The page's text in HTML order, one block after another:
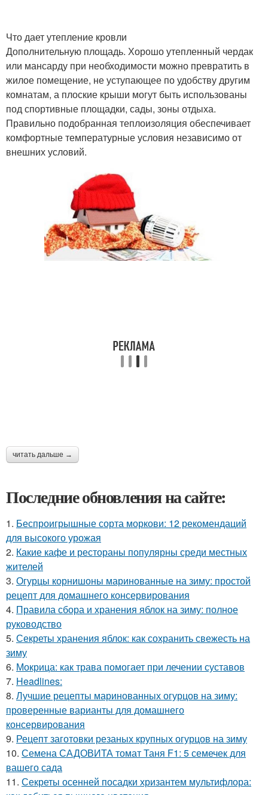
Что дает утепление кровли
Дополнительную площадь. Хорошо утепленный чердак
или мансарду при необходимости можно превратить в
жилое помещение, не уступающее по удобству другим
комнатам, а плоские крыши могут быть использованы
под спортивные площадки, сады, зоны отдыха.
Правильно подобранная теплоизоляция обеспечивает
комфортные температурные условия независимо от
внешних условий.
читать дальше →
Последние обновления на сайте:
1. Беспроигрышные сорта моркови: 12 рекомендаций
для высокого урожая
2. Какие кафе и рестораны популярны среди местных
жителей
3. Огурцы корнишоны маринованные на зиму: простой
рецепт для домашнего консервирования
4. Правила сбора и хранения яблок на зиму: полное
руководство
5. Секреты хранения яблок: как сохранить свежесть на
зиму
6. Мокрица: как трава помогает при лечении суставов
7. Headlines:
8. Лучшие рецепты маринованных огурцов на зиму:
проверенные варианты для домашнего
консервирования
9. Рецепт заготовки резаных крупных огурцов на зиму
10. Семена САДОВИТА томат Таня F1: 5 семечек для
вашего сада
11. Секреты осенней посадки хризантем мультифлора: